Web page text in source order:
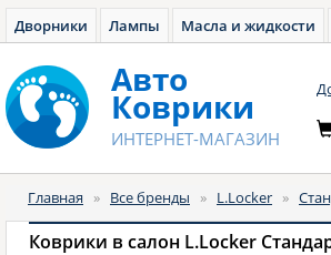
Дворники Лампы Масла и жидкости
Авто
Коврики
ИНТЕРНЕТ-МАГАЗИН
Главная » Все бренды » L.Locker »
Коврики в салон L.Locker